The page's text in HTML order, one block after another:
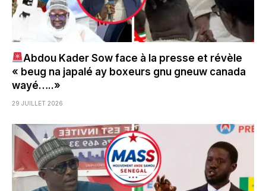
Abdou Kader Sow face à la presse et révèle
« beug na japalé ay boxeurs gnu gneuw canada
wayé…..»
29 JUILLET 2026